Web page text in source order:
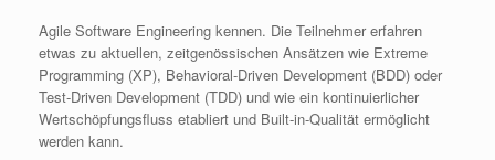
Agile Software Engineering kennen. Die Teilnehmer erfahren
etwas zu aktuellen, zeitgenössischen Ansätzen wie Extreme
Programming (XP), Behavioral-Driven Development (BDD) oder
Test-Driven Development (TDD) und wie ein kontinuierlicher
Wertschöpfungsfluss etabliert und Built-in-Qualität ermöglicht
werden kann.